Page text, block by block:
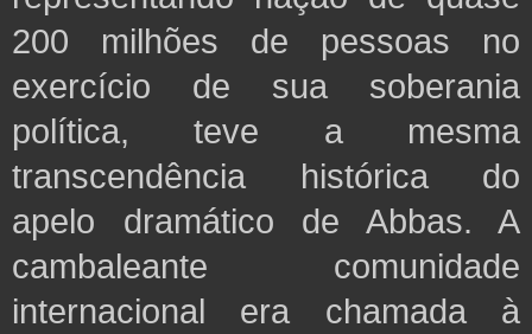
200 milhões de pessoas no
exercício de sua soberania
política, teve a mesma
transcendência histórica do
apelo dramático de Abbas. A
cambaleante comunidade
internacional era chamada à